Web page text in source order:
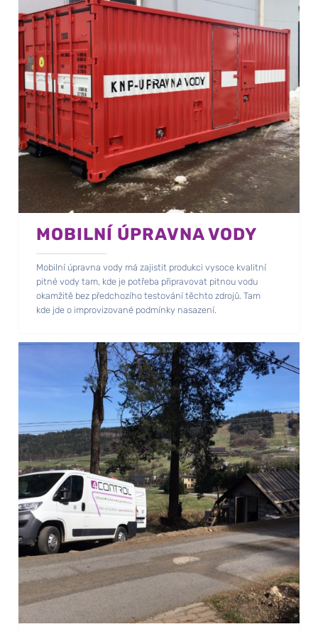
MOBILNÍ ÚPRAVNA VODY
Mobilní úpravna vody má zajistit produkci vysoce kvalitní
pitné vody tam, kde je potřeba připravovat pitnou vodu
okamžitě bez předchozího testování těchto zdrojů. Tam
kde jde o improvizované podmínky nasazení.